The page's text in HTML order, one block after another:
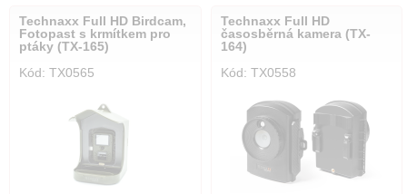
Technaxx Full HD Birdcam,
Fotopast s krmítkem pro
ptáky (TX-165)
Kód: TX0565
Technaxx Full HD
časosběrná kamera (TX-
164)
Kód: TX0558